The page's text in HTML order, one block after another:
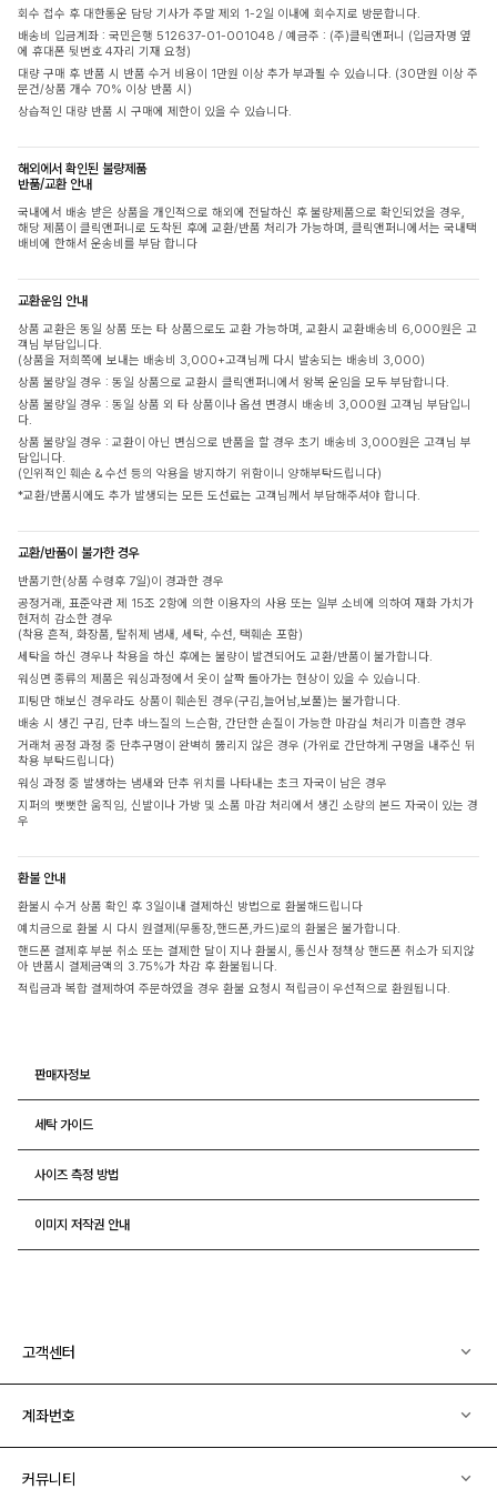
회수 접수 후 대한통운 담당 기사가 주말 제외 1-2일 이내에 회수지로 방문합니다.
배송비 입금계좌 : 국민은행 512637-01-001048 / 예금주 : (주)클릭앤퍼니 (입금자명 옆
에 휴대폰 뒷번호 4자리 기재 요청)
대량 구매 후 반품 시 반품 수거 비용이 1만원 이상 추가 부과될 수 있습니다. (30만원 이상 주
문건/상품 개수 70% 이상 반품 시)
상습적인 대량 반품 시 구매에 제한이 있을 수 있습니다.
해외에서 확인된 불량제품
반품/교환 안내
국내에서 배송 받은 상품을 개인적으로 해외에 전달하신 후 불량제품으로 확인되었을 경우,
해당 제품이 클릭앤퍼니로 도착된 후에 교환/반품 처리가 가능하며, 클릭앤퍼니에서는 국내택
배비에 한해서 운송비를 부담 합니다
교환운임 안내
상품 교환은 동일 상품 또는 타 상품으로도 교환 가능하며, 교환시 교환배송비 6,000원은 고
객님 부담입니다.
(상품을 저희쪽에 보내는 배송비 3,000+고객님께 다시 발송되는 배송비 3,000)
상품 불량일 경우 : 동일 상품으로 교환시 클릭앤퍼니에서 왕복 운임을 모두 부담합니다.
상품 불량일 경우 : 동일 상품 외 타 상품이나 옵션 변경시 배송비 3,000원 고객님 부담입니
다.
상품 불량일 경우 : 교환이 아닌 변심으로 반품을 할 경우 초기 배송비 3,000원은 고객님 부
담입니다.
(인위적인 훼손 & 수선 등의 악용을 방지하기 위함이니 양해부탁드립니다)
*교환/반품시에도 추가 발생되는 모든 도선료는 고객님께서 부담해주셔야 합니다.
교환/반품이 불가한 경우
반품기한(상품 수령후 7일)이 경과한 경우
공정거래, 표준약관 제 15조 2항에 의한 이용자의 사용 또는 일부 소비에 의하여 재화 가치가
현저히 감소한 경우
(착용 흔적, 화장품, 탈취제 냄새, 세탁, 수선, 택훼손 포함)
세탁을 하신 경우나 착용을 하신 후에는 불량이 발견되어도 교환/반품이 불가합니다.
워싱면 종류의 제품은 워싱과정에서 옷이 살짝 돌아가는 현상이 있을 수 있습니다.
피팅만 해보신 경우라도 상품이 훼손된 경우(구김,늘어남,보풀)는 불가합니다.
배송 시 생긴 구김, 단추 바느질의 느슨함, 간단한 손질이 가능한 마감실 처리가 미흡한 경우
거래처 공정 과정 중 단추구멍이 완벽히 뚫리지 않은 경우 (가위로 간단하게 구멍을 내주신 뒤
착용 부탁드립니다)
워싱 과정 중 발생하는 냄새와 단추 위치를 나타내는 초크 자국이 남은 경우
지퍼의 뻣뻣한 움직임, 신발이나 가방 및 소품 마감 처리에서 생긴 소량의 본드 자국이 있는 경
우
환불 안내
환불시 수거 상품 확인 후 3일이내 결제하신 방법으로 환불해드립니다
예치금으로 환불 시 다시 원결제(무통장,핸드폰,카드)로의 환불은 불가합니다.
핸드폰 결제후 부분 취소 또는 결제한 달이 지나 환불시, 통신사 정책상 핸드폰 취소가 되지않
아 반품시 결제금액의 3.75%가 차감 후 환불됩니다.
적립금과 복합 결제하여 주문하였을 경우 환불 요청시 적립금이 우선적으로 환원됩니다.
판매자정보
세탁 가이드
사이즈 측정 방법
이미지 저작권 안내
고객센터
계좌번호
커뮤니티